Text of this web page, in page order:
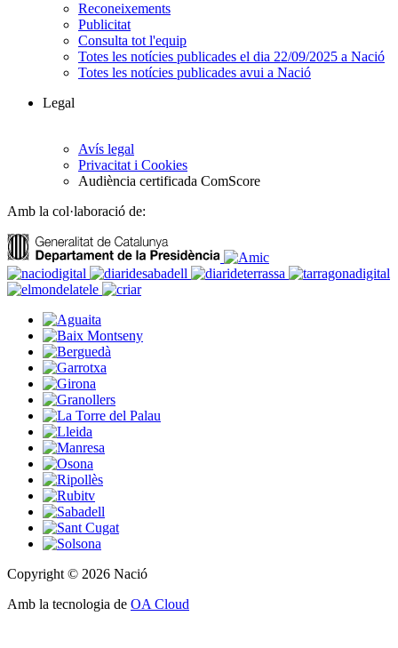
Reconeixements
Publicitat
Consulta tot l'equip
Totes les notícies publicades el dia 22/09/2025 a Nació
Totes les notícies publicades avui a Nació
Legal
Avís legal
Privacitat i Cookies
Audiència certificada ComScore
Amb la col·laboració de:
Copyright © 2026 Nació
Amb la tecnologia de OA Cloud